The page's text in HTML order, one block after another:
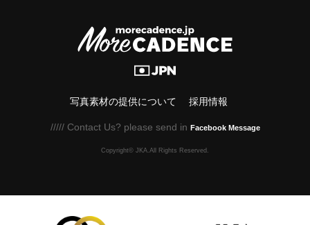
写真素材の提供について 採用情報
///// Contact Us? please send in Facebook Message
Copyright© JKA.All Rights Reserved.